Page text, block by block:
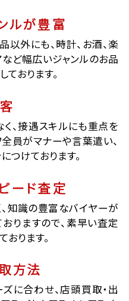
ルが豊富
以外にも、時計、お酒、楽
など幅広いジャンルのお品
ております。
、接遇スキルにも重点を
全員がマナーや言葉遣い、
つけております。
ード査定
知識の豊富なバイヤーが
りますので、素早い査定
おります。
方法
に合わせ、店頭買取・出